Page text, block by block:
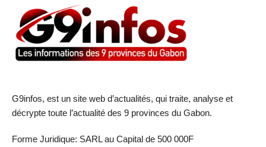
G9infos, est un site web d’actualités, qui traite, analyse et
décrypte toute l’actualité des 9 provinces du Gabon.
Forme Juridique: SARL au Capital de 500 000F